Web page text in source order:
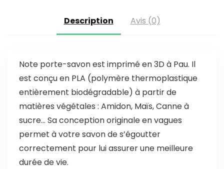
Description Avis (0)
Note porte-savon est imprimé en 3D à Pau. Il
est conçu en PLA (polymère thermoplastique
entièrement biodégradable) à partir de
matières végétales : Amidon, Maïs, Canne à
sucre… Sa conception originale en vagues
permet à votre savon de s’égoutter
correctement pour lui assurer une meilleure
durée de vie.